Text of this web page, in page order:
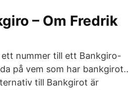
– Om Fredrik
nummer till ett Bankgiro-
på vem som har bankgirot..
till Bankgirot är